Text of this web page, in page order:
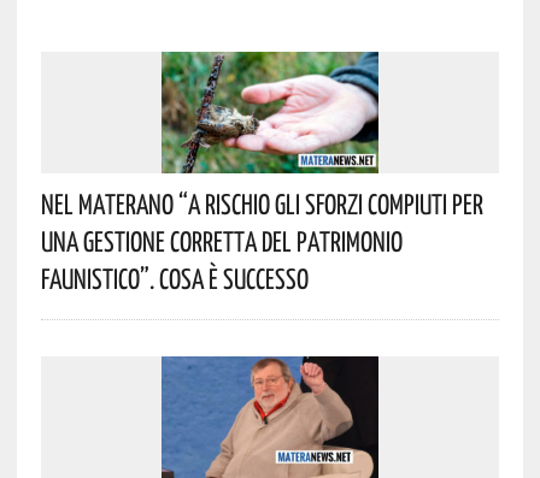
Nel Materano “a Rischio Gli Sforzi Compiuti Per
Una Gestione Corretta Del Patrimonio
Faunistico”. Cosa È Successo